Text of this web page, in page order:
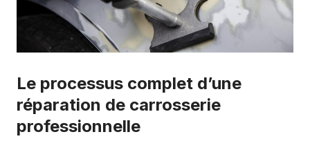
Le processus complet d’une
réparation de carrosserie
professionnelle